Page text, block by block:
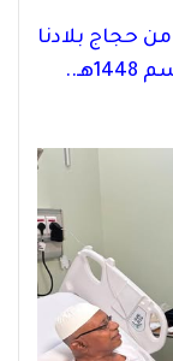
حجاج بلادنا